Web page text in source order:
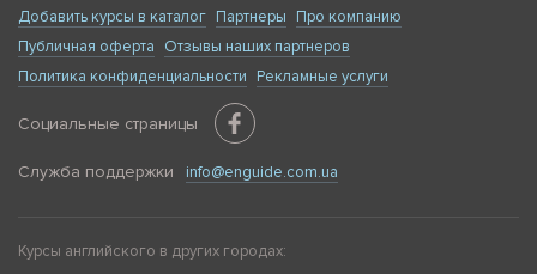
Добавить курсы в каталог Партнеры
Про компанию
Публичная оферта
Отзывы наших партнеров
Политика конфиденциальности
Рекламные услуги
Социальные страницы
Служба поддержки info@enguide.com.ua
Курсы английского в других городах: